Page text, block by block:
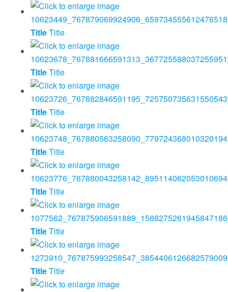
TitleTitle
TitleTitle
TitleTitle
TitleTitle
TitleTitle
TitleTitle
TitleTitle